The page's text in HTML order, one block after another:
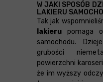
W JAKI SPOSÓB
LAKIERU
Tak jak
lakieru pomaga
samochodu.
grubości
powierzchni
że im wyższy